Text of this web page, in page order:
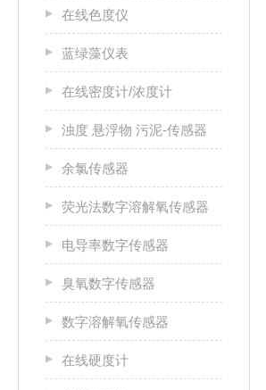
在线色度仪
蓝绿藻仪表
在线密度计/浓度计
浊度 悬浮物 污泥-传感器
余氯传感器
荧光法数字溶解氧传感器
电导率数字传感器
臭氧数字传感器
数字溶解氧传感器
在线硬度计